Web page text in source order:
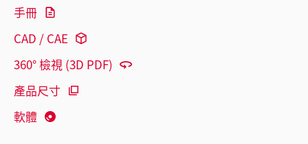
手冊
CAD / CAE
360° 檢視 (3D PDF)
產品尺寸
軟體